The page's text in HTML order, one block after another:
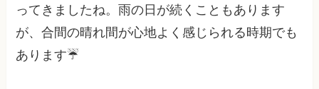
ってきましたね。雨の日が続くこともあります
が、合間の晴れ間が心地よく感じられる時期でも
あります☔